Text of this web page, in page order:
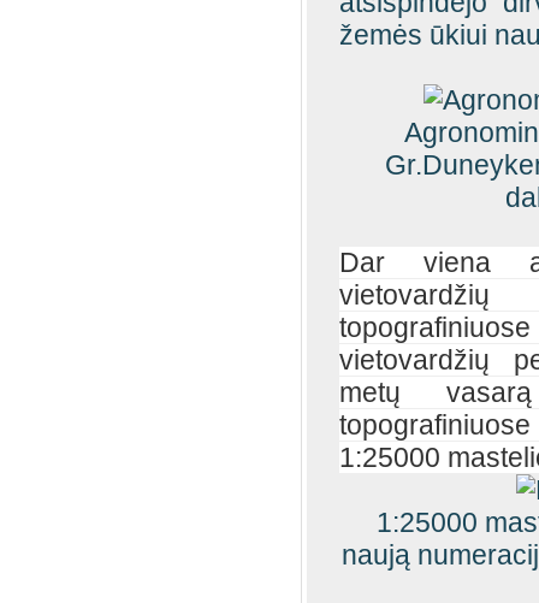
žemės ūkiui
Dar viena
vietovardžių
metų
1:25000
1:25000
naują